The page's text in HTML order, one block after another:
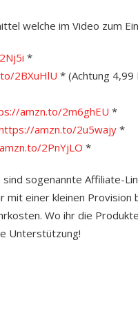
welche im Video zum
*
2BXuHlU * (Achtung 4,99
amzn.to/2m6ghEU *
amzn.to/2u5wajy *
2PnYjLO *
sind sogenannte Affiliate-
mit einer kleinen
Wo ihr die
Unterstützung!